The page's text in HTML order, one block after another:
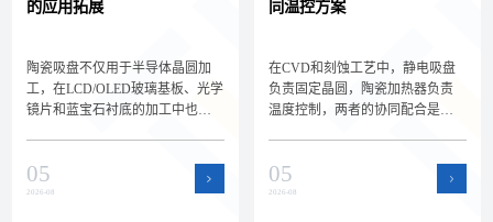
的应用拓展
陶瓷吸盘不仅用于半导体晶圆加
工，在LCD/OLED玻璃基板、光学
镜片和蓝宝石衬底的加工中也扮
域的新应用场景和选型差异，拓
展核心产品的应用边界。
05
2026-08
同温控方案
在CVD和刻蚀工艺中，静电吸盘
负责固定晶圆，陶瓷加热器负责
温度控制，两者的协同配合是实
瓷加热器的集成方案和选型要
点，帮助设备工程师设计高效的
05
2026-08